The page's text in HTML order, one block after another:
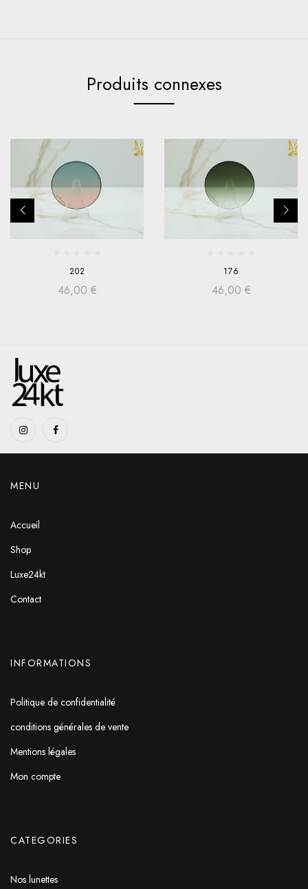
Produits connexes
202
46,00 €
176
46,00 €
MENU
Accueil
Shop
Luxe24kt
Contact
INFORMATIONS
Politique de confidentialité
conditions générales de vente
Mentions légales
Mon compte
CATEGORIES
Nos lunettes